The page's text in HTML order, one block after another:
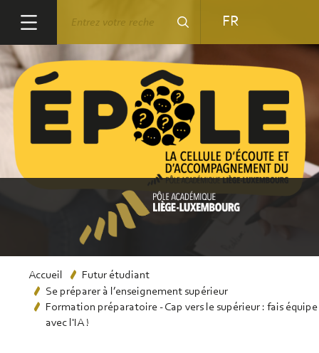
principal
FR
d'Ariane
Accueil
Futur étudiant
Se préparer à l’enseignement supérieur
Formation préparatoire - Cap vers le supérieur : fais équipe
avec l'IA !